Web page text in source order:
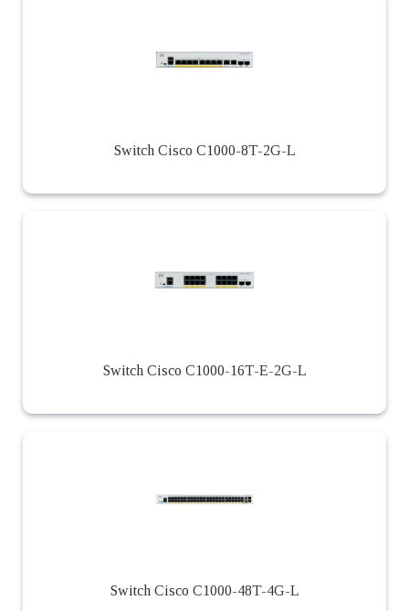
Switch Cisco C1000-8T-2G-L
Switch Cisco C1000-16T-E-2G-L
Switch Cisco C1000-48T-4G-L